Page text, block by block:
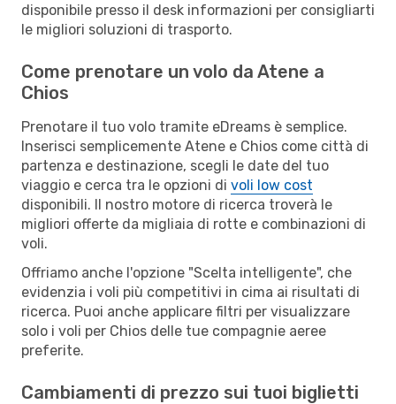
disponibile presso il desk informazioni per consigliarti
le migliori soluzioni di trasporto.
Come prenotare un volo da Atene a
Chios
Prenotare il tuo volo tramite eDreams è semplice.
Inserisci semplicemente Atene e Chios come città di
partenza e destinazione, scegli le date del tuo
viaggio e cerca tra le opzioni di voli low cost
disponibili. Il nostro motore di ricerca troverà le
migliori offerte da migliaia di rotte e combinazioni di
voli.
Offriamo anche l'opzione "Scelta intelligente", che
evidenzia i voli più competitivi in cima ai risultati di
ricerca. Puoi anche applicare filtri per visualizzare
solo i voli per Chios delle tue compagnie aeree
preferite.
Cambiamenti di prezzo sui tuoi biglietti